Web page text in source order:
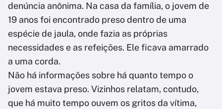
denúncia anônima. Na casa da família, o jovem de
19 anos foi encontrado preso dentro de uma
espécie de jaula, onde fazia as próprias
necessidades e as refeições. Ele ficava amarrado
a uma corda.
Não há informações sobre há quanto tempo o
jovem estava preso. Vizinhos relatam, contudo,
que há muito tempo ouvem os gritos da vítima,